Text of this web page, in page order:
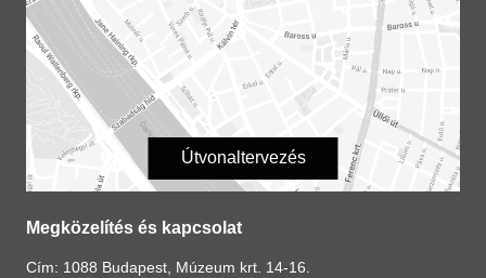
Útvonaltervezés
Megközelítés és kapcsolat
Cím: 1088 Budapest, Múzeum krt. 14-16.